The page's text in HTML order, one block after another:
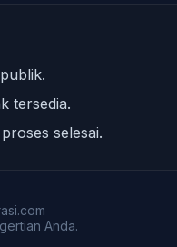
tersedia.
selesai.
Anda.